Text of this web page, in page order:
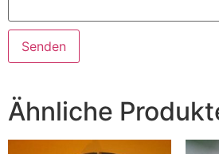
Ähnliche